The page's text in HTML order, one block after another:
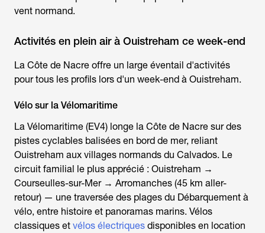
vent normand.
Activités en plein air à Ouistreham ce week-end
La Côte de Nacre offre un large éventail d'activités
pour tous les profils lors d'un week-end à Ouistreham.
Vélo sur la Vélomaritime
La Vélomaritime (EV4) longe la Côte de Nacre sur des
pistes cyclables balisées en bord de mer, reliant
Ouistreham aux villages normands du Calvados. Le
circuit familial le plus apprécié : Ouistreham →
Courseulles-sur-Mer → Arromanches (45 km aller-
retour) — une traversée des plages du Débarquement à
vélo, entre histoire et panoramas marins. Vélos
classiques et vélos électriques disponibles en location